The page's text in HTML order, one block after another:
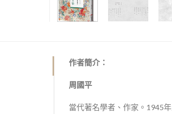
作者簡介：
周國平
當代著名學者、作家。1945